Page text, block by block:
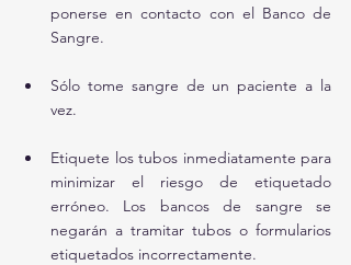
ponerse en contacto con el Banco de
Sangre.
Sólo tome sangre de un paciente a la
vez.
Etiquete los tubos inmediatamente para
minimizar el riesgo de etiquetado
erróneo. Los bancos de sangre se
negarán a tramitar tubos o formularios
etiquetados incorrectamente.